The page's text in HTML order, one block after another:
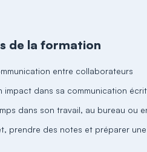
de la formation
entre collaborateurs
impact dans sa communication
dans son travail, au bureau ou
prendre des notes et préparer